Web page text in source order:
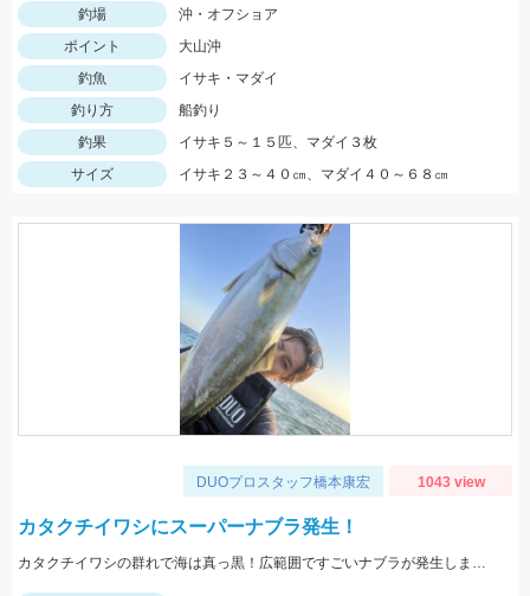
釣場
沖・オフショア
ポイント
大山沖
釣魚
イサキ・マダイ
釣り方
船釣り
釣果
イサキ５～１５匹、マダイ３枚
サイズ
イサキ２３～４０㎝、マダイ４０～６８㎝
DUOプロスタッフ橋本康宏 1043 view
カタクチイワシにスーパーナブラ発生！
カタクチイワシの群れで海は真っ黒！広範囲ですごいナブラが発生しました！